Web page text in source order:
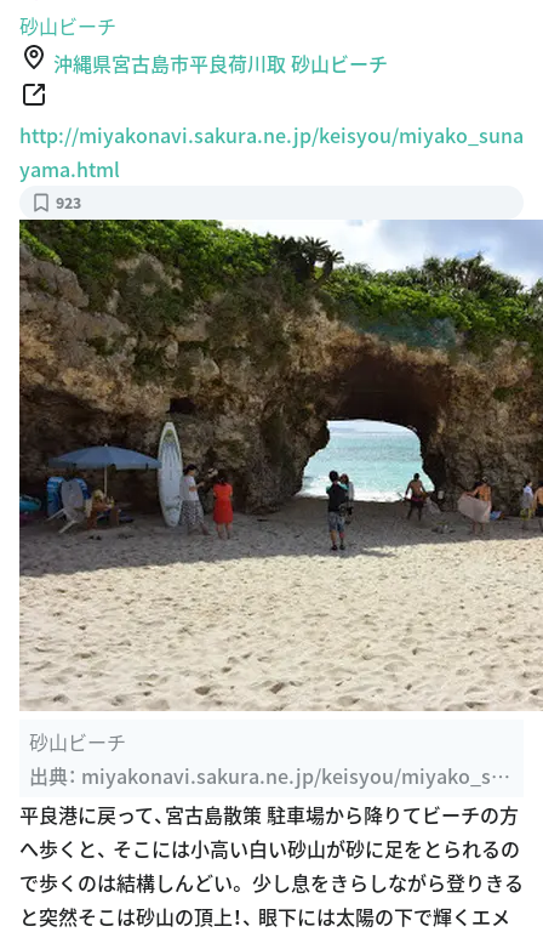
砂山ビーチ
沖縄県宮古島市平良荷川取 砂山ビーチ
http://miyakonavi.sakura.ne.jp/keisyou/miyako_suna
yama.html
923
砂山ビーチ
出典： miyakonavi.sakura.ne.jp/keisyou/miyako_su
nayama.html
平良港に戻って、宮古島散策 駐車場から降りてビーチの方
へ歩くと、 そこには小高い白い砂山が砂に足をとられるの
で歩くのは結構しんどい。 少し息をきらしながら登りきる
と突然そこは砂山の頂上！、 眼下には太陽の下で輝くエメ